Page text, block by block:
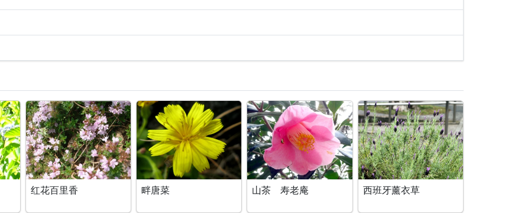
红花百里香 畔唐菜 山茶 寿老庵 西班牙薰衣草